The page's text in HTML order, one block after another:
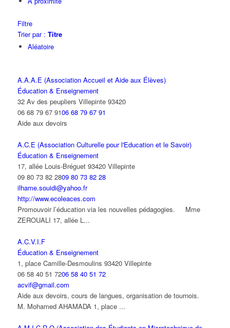
Filtre
Trier par : Titre
Aléatoire
A.A.A.E (Association Accueil et Aide aux Élèves)
Éducation & Enseignement
32 Av des peupliers Villepinte 93420
06 68 79 67 9106 68 79 67 91
Aide aux devoirs
A.C.E (Association Culturelle pour l'Education et le Savoir)
Éducation & Enseignement
17, allée Louis-Bréguet 93420 Villepinte
09 80 73 82 2809 80 73 82 28
ilhame.souidi@yahoo.fr
http://www.ecoleaces.com
Promouvoir l’éducation via les nouvelles pédagogies. Mme
ZEROUALI 17, allée L...
A.C.V.I.F
Éducation & Enseignement
1, place Camille-Desmoulins 93420 Villepinte
06 58 40 51 7206 58 40 51 72
acvif@gmail.com
Aide aux devoirs, cours de langues, organisation de tournois.
M. Mohamed AHAMADA 1, place ...